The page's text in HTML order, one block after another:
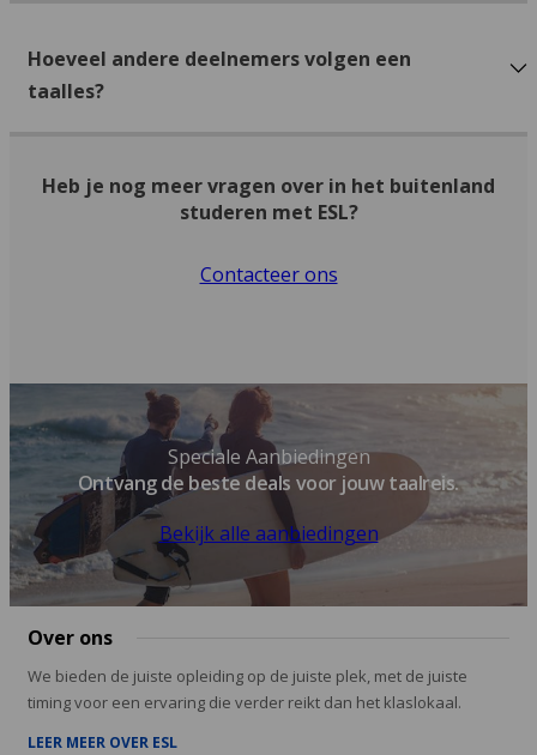
Hoeveel andere deelnemers volgen een
taalles?
Heb je nog meer vragen over in het buitenland
studeren met ESL?
Contacteer ons
Speciale Aanbiedingen
Ontvang de beste deals voor jouw taalreis.
Bekijk alle aanbiedingen
Over ons
We bieden de juiste opleiding op de juiste plek, met de juiste
timing voor een ervaring die verder reikt dan het klaslokaal.
LEER MEER OVER ESL